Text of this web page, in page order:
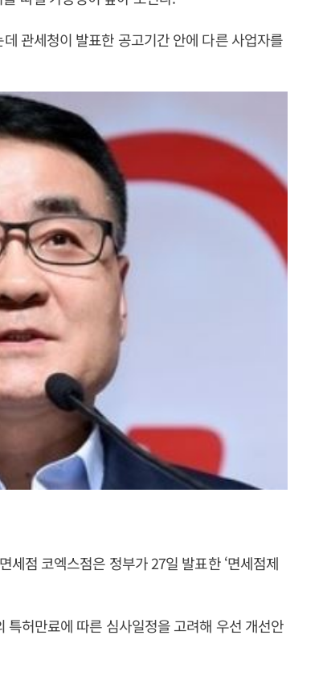
관세청이 발표한 공고기간 안에 다른 사업자를
점 코엑스점은 정부가 27일 발표한 ‘면세점제
허만료에 따른 심사일정을 고려해 우선 개선안